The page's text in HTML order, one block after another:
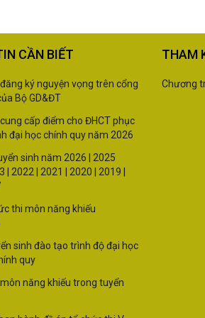
CẦN BIẾT
ký nguyện vọng trên cổng
Bộ GD&ĐT
cấp điểm cho ĐHCT phục
đại học chính quy năm 2026
sinh năm 2026 |
2025
2022 2021 2020 2019
thi môn năng khiếu
sinh đào tạo trình độ đại học
quy
năng khiếu trong tuyển
THAM
Chương